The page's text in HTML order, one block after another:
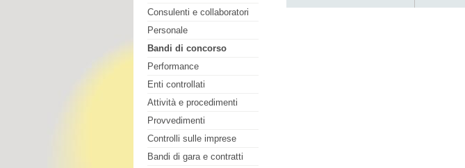
Consulenti e collaboratori
Personale
Bandi di concorso
Performance
Enti controllati
Attività e procedimenti
Provvedimenti
Controlli sulle imprese
Bandi di gara e contratti